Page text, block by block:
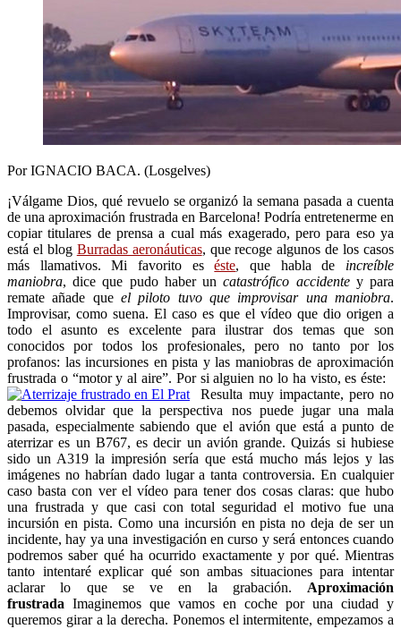
Por IGNACIO BACA. (Losgelves)
¡Válgame Dios, qué revuelo se organizó la semana pasada a cuenta
de una aproximación frustrada en Barcelona! Podría entretenerme en
copiar titulares de prensa a cual más exagerado, pero para eso ya
está el blog Burradas aeronáuticas, que recoge algunos de los casos
más llamativos. Mi favorito eséste, que habla de increíble
maniobra, dice que pudo haber uncatastrófico accidentey para
remate añade que el piloto tuvo que improvisar una maniobra.
Improvisar, como suena. El caso es que el vídeo que dio origen a
todo el asunto es excelente para ilustrar dos temas que son
conocidos por todos los profesionales, pero no tanto por los
profanos: las incursiones en pista y las maniobras de aproximación
frustrada o “motor y al aire”. Por si alguien no lo ha visto, es éste:
Resulta muy impactante, pero no
debemos olvidar que la perspectiva nos puede jugar una mala
pasada, especialmente sabiendo que el avión que está a punto de
aterrizar es un B767, es decir un avión grande. Quizás si hubiese
sido un A319 la impresión sería que está mucho más lejos y las
imágenes no habrían dado lugar a tanta controversia. En cualquier
caso basta con ver el vídeo para tener dos cosas claras: que hubo
una frustrada y que casi con total seguridad el motivo fue una
incursión en pista. Como una incursión en pista no deja de ser un
incidente, hay ya una investigación en curso y será entonces cuando
podremos saber qué ha ocurrido exactamente y por qué. Mientras
tanto intentaré explicar qué son ambas situaciones para intentar
aclarar lo que se ve en la grabación. Aproximación
frustrada Imaginemos que vamos en coche por una ciudad y
queremos girar a la derecha. Ponemos el intermitente, empezamos a